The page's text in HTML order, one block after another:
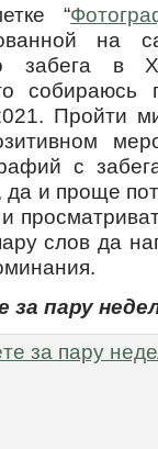
“
на
забега в
собираюсь
Пройти
с
и проще
слов да
за пару